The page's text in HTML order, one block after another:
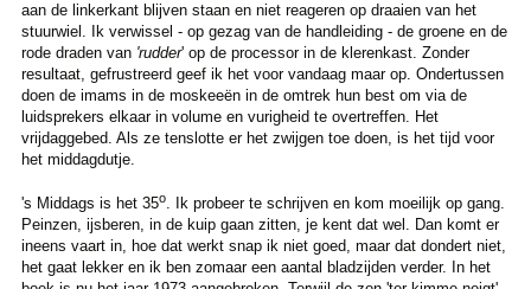
aan de linkerkant blijven staan en niet reageren op draaien van het
stuurwiel. Ik verwissel - op gezag van de handleiding - de groene en de
rode draden van 'rudder' op de processor in de klerenkast. Zonder
resultaat, gefrustreerd geef ik het voor vandaag maar op. Ondertussen
doen de imams in de moskeeën in de omtrek hun best om via de
luidsprekers elkaar in volume en vurigheid te overtreffen. Het
vrijdaggebed. Als ze tenslotte er het zwijgen toe doen, is het tijd voor
het middagdutje.
's Middags is het 35o. Ik probeer te schrijven en kom moeilijk op gang.
Peinzen, ijsberen, in de kuip gaan zitten, je kent dat wel. Dan komt er
ineens vaart in, hoe dat werkt snap ik niet goed, maar dat dondert niet,
het gaat lekker en ik ben zomaar een aantal bladzijden verder. In het